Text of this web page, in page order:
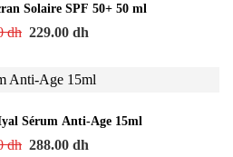
Solaire SPF 50+ 50 ml
dh 229.00 dh
Sérum Anti-Age 15ml
dh 288.00 dh